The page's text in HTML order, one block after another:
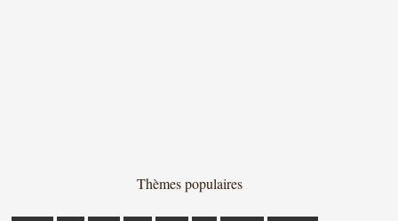
Thèmes populaires